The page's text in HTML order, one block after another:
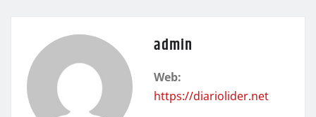
admin
Web:
https://diariolider.net